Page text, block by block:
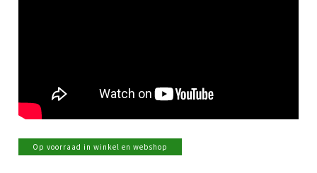
Op voorraad in winkel en webshop